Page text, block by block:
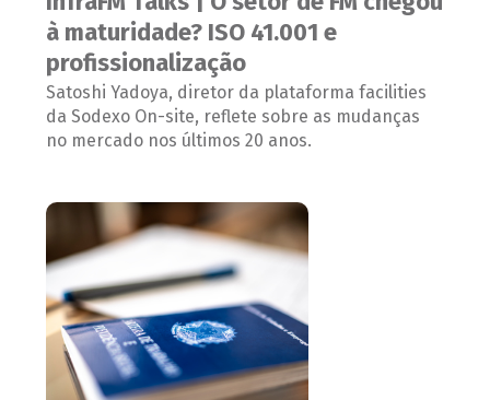
à maturidade? ISO 41.001 e
profissionalização
Satoshi Yadoya, diretor da plataforma facilities
da Sodexo On-site, reflete sobre as mudanças
no mercado nos últimos 20 anos.